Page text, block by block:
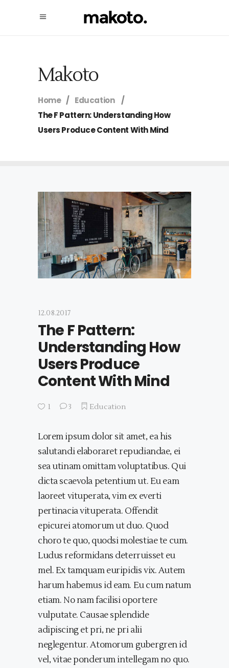
Makoto
Home / Education
/
The F Pattern: Understanding How
Users Produce Content With Mind
12.08.2017
The F Pattern:
Understanding How
Users Produce
Content With Mind
1 3 Education
Lorem ipsum dolor sit amet, ea his
salutandi elaboraret repudiandae, ei
sea utinam omittam voluptatibus. Qui
dicta scaevola petentium ut. Eu eam
laoreet vituperata, vim ex everti
pertinacia vituperata. Offendit
epicurei atomorum ut duo. Quod
choro te quo, quodsi molestiae te cum.
Ludus reformidans deterruisset eu
mel. Ex tamquam euripidis vix. Autem
harum habemus id eam. Eu cum natum
etiam. No nam facilisi oportere
vulputate. Causae splendide
adipiscing et pri, ne pri alii
neglegentur. Atomorum gubergren id
vel, vitae ponderum intellegam no quo.